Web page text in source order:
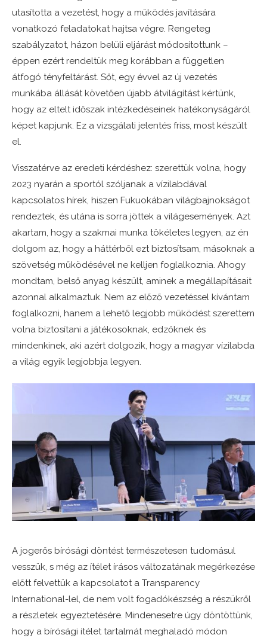
utasította a vezetést, hogy a működés javítására
vonatkozó feladatokat hajtsa végre. Rengeteg
szabályzatot, házon belüli eljárást módosítottunk –
éppen ezért rendeltük meg korábban a független
átfogó tényfeltárást. Sőt, egy évvel az új vezetés
munkába állását követően újabb átvilágítást kértünk,
hogy az eltelt időszak intézkedéseinek hatékonyságáról
képet kapjunk. Ez a vizsgálati jelentés friss, most készült
el.
Visszatérve az eredeti kérdéshez: szerettük volna, hogy
2023 nyarán a sportól szóljanak a vízilabdával
kapcsolatos hírek, hiszen Fukuokában világbajnokságot
rendeztek, és utána is sorra jöttek a világesemények. Azt
akartam, hogy a szakmai munka tökéletes legyen, az én
dolgom az, hogy a háttérből ezt biztosítsam, másoknak a
szövetség működésével ne kelljen foglalkoznia. Ahogy
mondtam, belső anyag készült, aminek a megállapításait
azonnal alkalmaztuk. Nem az előző vezetéssel kívántam
foglalkozni, hanem a lehető legjobb működést szerettem
volna biztosítani a játékosoknak, edzőknek és
mindenkinek, aki azért dolgozik, hogy a magyar vízilabda
a világ egyik legjobbja legyen.
A jogerős bírósági döntést természetesen tudomásul
vesszük, s még az ítélet írásos változatának megérkezése
előtt felvettük a kapcsolatot a Transparency
International-lel, de nem volt fogadókészség a részükről
a részletek egyeztetésére. Mindenesetre úgy döntöttünk,
hogy a bírósági ítélet tartalmát meghaladó módon